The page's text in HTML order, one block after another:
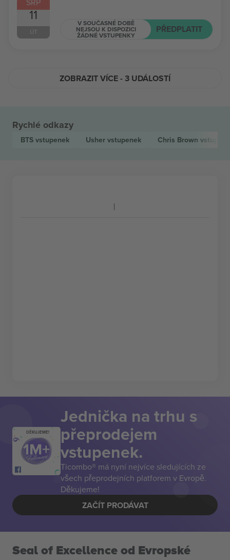
11
ÚT
V SOUČASNÉ DOBĚ
NEJSOU K DISPOZICI
ŽÁDNÉ VSTUPENKY
PŘEDPLATIT
ZOBRAZIT VÍCE - 3 UDÁLOSTÍ
Rychlé odkazy
BTS vstupenek Usher vstupenek Chris Brown
DĚKUJEME!
Jednička na trhu s
přeprodejem
vstupenek.
Ticombo® má nyní nejvíce sledujících ze
všech přeprodejních platforem v Evropě.
Děkujeme!
ZAČÍT PRODÁVAT
Seal of Excellence od Evropské